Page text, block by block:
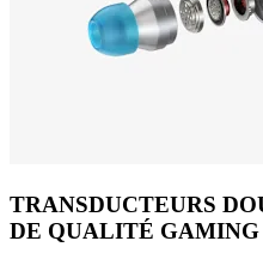
TRANSDUCTEURS
DE QUALITÉ GAMING